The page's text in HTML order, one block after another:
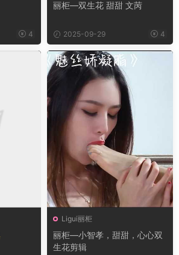
4
丽柜—双生花 甜甜 文苪
2025-09-29 4
Ligui丽柜
丽柜—小智孝，甜甜，心心双
生花剪辑